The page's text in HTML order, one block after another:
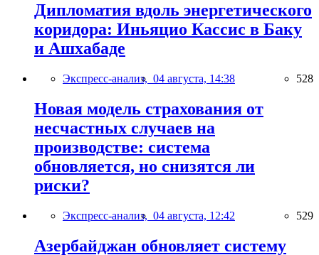
Дипломатия вдоль энергетического
коридора: Иньяцио Кассис в Баку
и Ашхабаде
Экспресс-анализ, 04 августа, 14:38 528
Новая модель страхования от
несчастных случаев на
производстве: система
обновляется, но снизятся ли
риски?
Экспресс-анализ, 04 августа, 12:42 529
Азербайджан обновляет систему